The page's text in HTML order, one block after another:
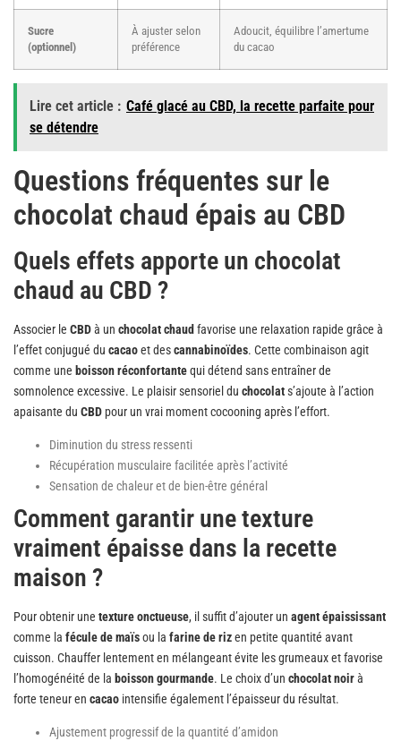
Sucre
(optionnel)
À ajuster selon
préférence
Adoucit, équilibre l’amertume
du cacao
Lire cet article : Café glacé au CBD, la recette parfaite pour
se détendre
Questions fréquentes sur le
chocolat chaud épais au CBD
Quels effets apporte un chocolat
chaud au CBD ?
Associer le CBDà un chocolat chaudfavorise une relaxation rapide grâce à
l’effet conjugué du cacaoet descannabinoïdes. Cette combinaison agit
comme une boisson réconfortantequi détend sans entraîner de
somnolence excessive. Le plaisir sensoriel du chocolats’ajoute à l’action
apaisante du CBD pour un vrai moment cocooning après l’effort.
Diminution du stress ressenti
Récupération musculaire facilitée après l’activité
Sensation de chaleur et de bien-être général
Comment garantir une texture
vraiment épaisse dans la recette
maison ?
Pour obtenir une texture onctueuse, il suffit d’ajouter un agent épaississant
comme la fécule de maïsou la farine de rizen petite quantité avant
cuisson. Chauffer lentement en mélangeant évite les grumeaux et favorise
l’homogénéité de la boisson gourmande. Le choix d’un chocolat noirà
forte teneur en cacao intensifie également l’épaisseur du résultat.
Ajustement progressif de la quantité d’amidon